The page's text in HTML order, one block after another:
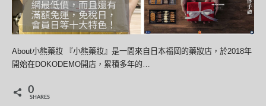
About小熊藥妝 『小熊藥妝』是一間來自日本福岡的藥妝店，於2018年
開始在DOKODEMO開店，累積多年的…
0
SHARES